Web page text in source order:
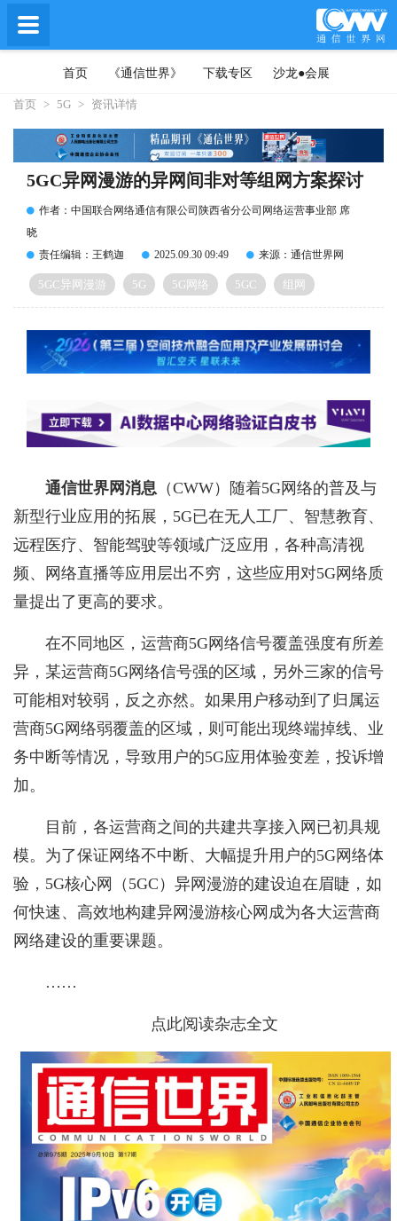
首页 《通信世界》 下载专区 沙龙●会展
首页 > 5G > 资讯详情
5GC异网漫游的异网间非对等组网方案探讨
作者：中国联合网络通信有限公司陕西省分公司网络运营事业部 席
晓
责任编辑：王鹤迦
2025.09.30 09:49 来源：通信世界网
5GC异网漫游 5G 5G网络 5GC 组网
通信世界网消息 （CWW） 随着5G网络的普及与
新型行业应用的拓展，5G已在无人工厂、智慧教育、
远程医疗、智能驾驶等领域广泛应用，各种高清视
频、网络直播等应用层出不穷，这些应用对5G网络质
量提出了更高的要求。
在不同地区，运营商5G网络信号覆盖强度有所差
异，某运营商5G网络信号强的区域，另外三家的信号
可能相对较弱，反之亦然。如果用户移动到了归属运
营商5G网络弱覆盖的区域，则可能出现终端掉线、业
务中断等情况，导致用户的5G应用体验变差，投诉增
加。
目前，各运营商之间的共建共享接入网已初具规
模。为了保证网络不中断、大幅提升用户的5G网络体
验，5G核心网（5GC）异网漫游的建设迫在眉睫，如
何快速、高效地构建异网漫游核心网成为各大运营商
网络建设的重要课题。
……
点此阅读杂志全文